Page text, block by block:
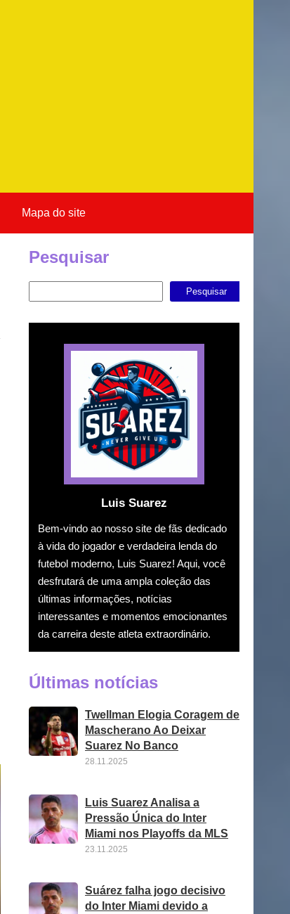
Mapa do site
Pesquisar
Pesquisar
Luis Suarez
Bem-vindo ao nosso site de fãs dedicado
à vida do jogador e verdadeira lenda do
futebol moderno, Luis Suarez! Aqui, você
desfrutará de uma ampla coleção das
últimas informações, notícias
interessantes e momentos emocionantes
da carreira deste atleta extraordinário.
Últimas notícias
Twellman Elogia Coragem de
Mascherano Ao Deixar
Suarez No Banco
28.11.2025
Luis Suarez Analisa a
Pressão Única do Inter
Miami nos Playoffs da MLS
23.11.2025
Suárez falha jogo decisivo
do Inter Miami devido a